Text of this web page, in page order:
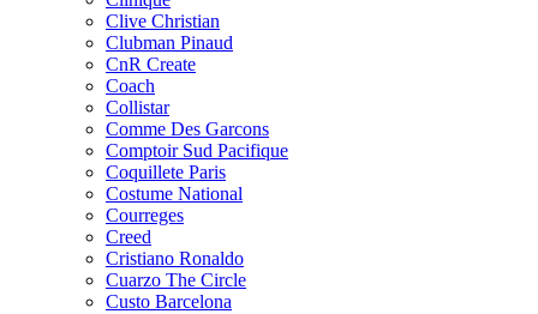
Clive Christian
Clubman Pinaud
CnR Create
Coach
Collistar
Comme Des Garcons
Comptoir Sud Pacifique
Coquillete Paris
Costume National
Courreges
Creed
Cristiano Ronaldo
Cuarzo The Circle
Custo Barcelona